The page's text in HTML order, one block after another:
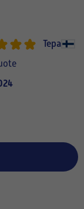
Tepa